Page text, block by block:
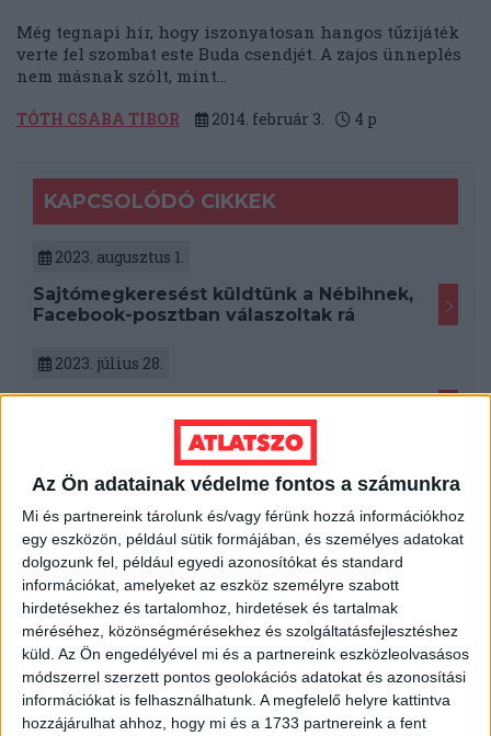
Az Ön adatainak védelme fontos a számunkra
Mi és partnereink tárolunk és/vagy férünk hozzá információkhoz
egy eszközön, például sütik formájában, és személyes adatokat
dolgozunk fel, például egyedi azonosítókat és standard
információkat, amelyeket az eszköz személyre szabott
hirdetésekhez és tartalomhoz, hirdetések és tartalmak
méréséhez, közönségmérésekhez és szolgáltatásfejlesztéshez
küld. Az Ön engedélyével mi és a partnereink eszközleolvasásos
módszerrel szerzett pontos geolokációs adatokat és azonosítási
információkat is felhasználhatunk. A megfelelő helyre kattintva
hozzájárulhat ahhoz, hogy mi és a 1733 partnereink a fent
Még tegnapi hír, hogy iszonyatosan hangos tűzijáték
verte fel szombat este Buda csendjét. A zajos ünneplés
nem másnak szólt, mint...
TÓTH CSABA TIBOR 2014. február 3. 4 p
KAPCSOLÓDÓ CIKKEK
2023. augusztus 1.
Sajtómegkeresést küldtünk a Nébihnek,
Facebook-posztban válaszoltak rá
2023. július 28.
Nehéz dolga van a leendő
egyetemistáknak, drága albérlettel,
kollégiumi várólistákkal kell számolniuk
2023. június 13.
Magáncégektől lehet szekrényeket
bérelni az iskolákban, ha nincs pénz
sajátra
2023. június 6.
„Nem lehet a gyermekvédelmet
egyfókuszúan nyomni” – interjú Szilvási
Lénával, az SOS Gyermekfalvak szakmai
vezetőjével